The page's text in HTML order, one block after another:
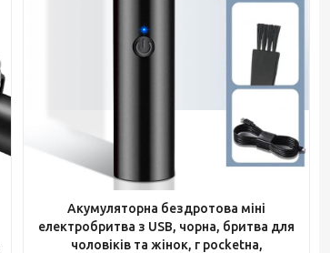
Акумуляторна бездротова міні
електробритва з USB, чорна, бритва для
чоловіків та жінок, г pocketна,